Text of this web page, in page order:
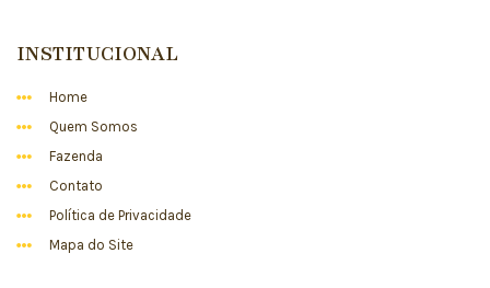
INSTITUCIONAL
Home
Quem Somos
Fazenda
Contato
Política de Privacidade
Mapa do Site